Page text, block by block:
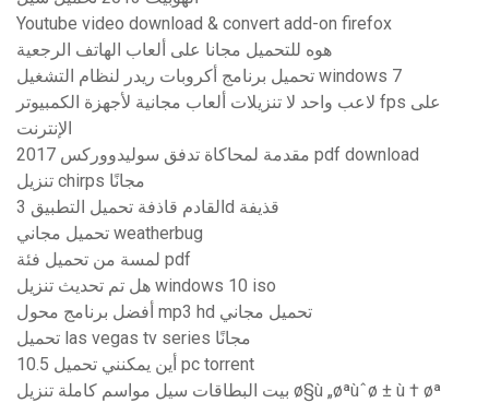
Youtube video download & convert add-on firefox
هوه للتحميل مجانا على ألعاب الهاتف الرجعية
تحميل برنامج أكروبات ريدر لنظام التشغيل windows 7
لاعب واحد لا تنزيلات ألعاب مجانية لأجهزة الكمبيوتر fps على
الإنترنت
مقدمة لمحاكاة تدفق سوليدووركس 2017 pdf download
تنزيل chirps مجانًا
القادم قاذفة تحميل التطبيق 3d قذيفة
تحميل مجاني weatherbug
لمسة من تحميل فئة pdf
هل تم تحديث تنزيل windows 10 iso
أفضل برنامج محول mp3 hd تحميل مجاني
تحميل las vegas tv series مجانًا
أين يمكنني تحميل 10.5 pc torrent
بيت البطاقات سيل مواسم كاملة تنزيل ø§ù „øªùˆø ± ù † øª